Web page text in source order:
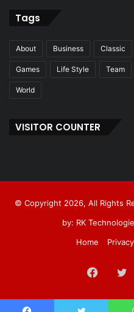
Tags
About Business Classic
Games Life Style Team
World
VISITOR COUNTER
© Copyright 2026, All Rights
by: RK
Home